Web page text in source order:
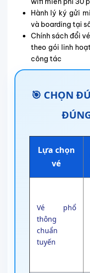
Hành lý ký gửi
và boarding tại
Chính sách đổi
theo gói linh
công tác
🎯 CHỌN
Lựa chọn
vé
Vé phổ
thông
chuẩn
tuyến